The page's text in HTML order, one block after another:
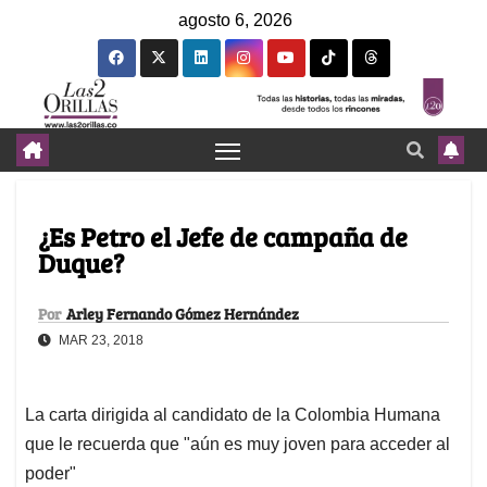
agosto 6, 2026
¿Es Petro el Jefe de campaña de
Duque?
Por Arley Fernando Gómez Hernández
MAR 23, 2018
La carta dirigida al candidato de la Colombia Humana
que le recuerda que "aún es muy joven para acceder al
poder"